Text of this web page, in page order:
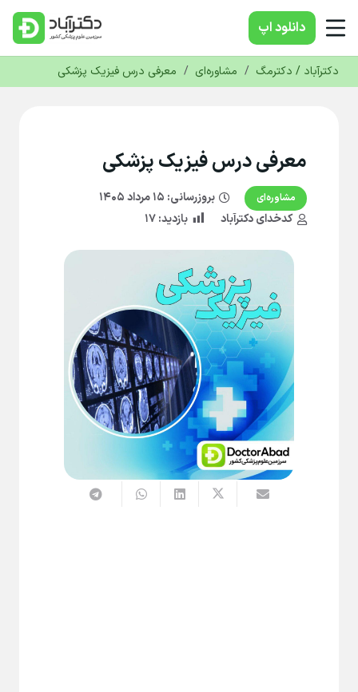
دانلود‌ اپ
دکترآباد / دکترمگ / مشاوره‌ای / معرفی درس فیزیک پزشکی
معرفی درس فیزیک پزشکی
مشاوره‌ای بروزرسانی:
کدخدای دکترآباد
بازدید:۱۷